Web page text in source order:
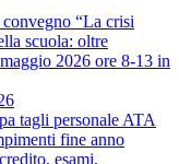
“La crisi
scuola: oltre
2026 ore 8-13 in
tagli personale ATA
fine anno
esami,